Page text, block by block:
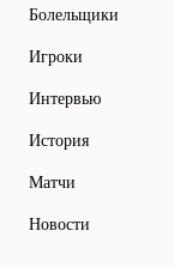
Болельщики
Игроки
Интервью
История
Матчи
Новости